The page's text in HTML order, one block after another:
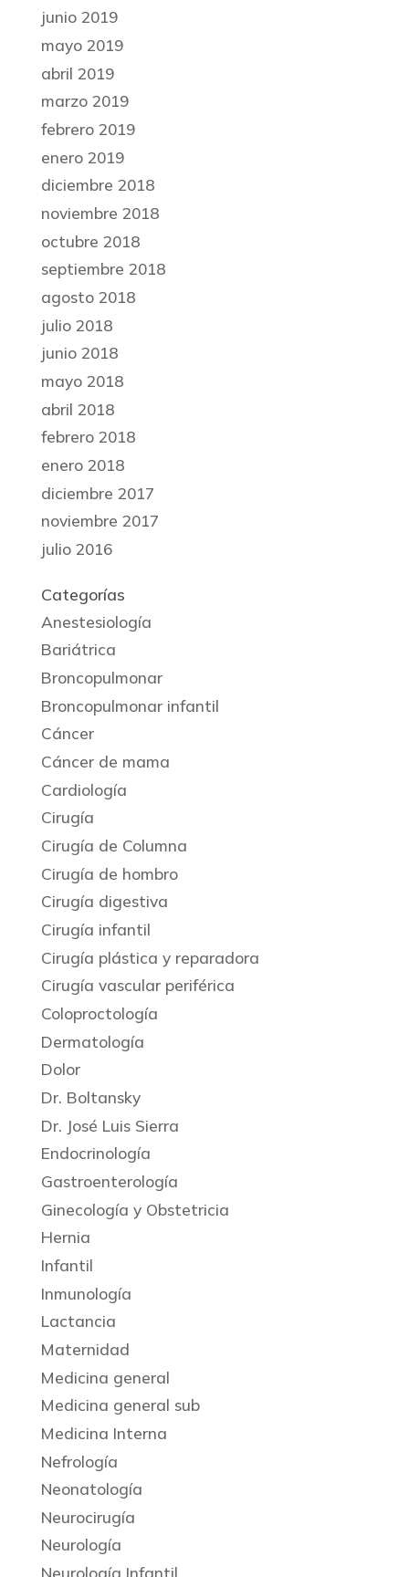
junio 2019
mayo 2019
abril 2019
marzo 2019
febrero 2019
enero 2019
diciembre 2018
noviembre 2018
octubre 2018
septiembre 2018
agosto 2018
julio 2018
junio 2018
mayo 2018
abril 2018
febrero 2018
enero 2018
diciembre 2017
noviembre 2017
julio 2016
Categorías
Anestesiología
Bariátrica
Broncopulmonar
Broncopulmonar infantil
Cáncer
Cáncer de mama
Cardiología
Cirugía
Cirugía de Columna
Cirugía de hombro
Cirugía digestiva
Cirugía infantil
Cirugía plástica y reparadora
Cirugía vascular periférica
Coloproctología
Dermatología
Dolor
Dr. Boltansky
Dr. José Luis Sierra
Endocrinología
Gastroenterología
Ginecología y Obstetricia
Hernia
Infantil
Inmunología
Lactancia
Maternidad
Medicina general
Medicina general sub
Medicina Interna
Nefrología
Neonatología
Neurocirugía
Neurología
Neurología Infantil